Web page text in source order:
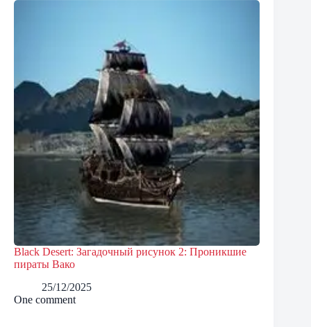
Black Desert: Загадочный рисунок 2: Проникшие
пираты Вако
25/12/2025
One comment